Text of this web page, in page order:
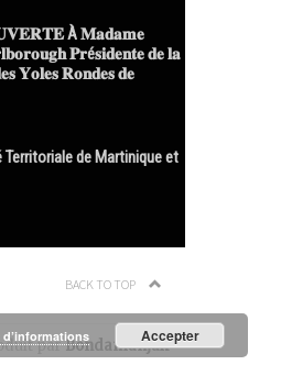
À 𝐌𝐚𝐝𝐚𝐦𝐞
𝐏𝐫é𝐬𝐢𝐝𝐞𝐧𝐭𝐞 𝐝𝐞 𝐥𝐚
𝐘𝐨𝐥𝐞𝐬 𝐑𝐨𝐧𝐝𝐞𝐬 𝐝𝐞
de Martinique et
BACK TO TOP
parBondamanjak
d’informations Accepter